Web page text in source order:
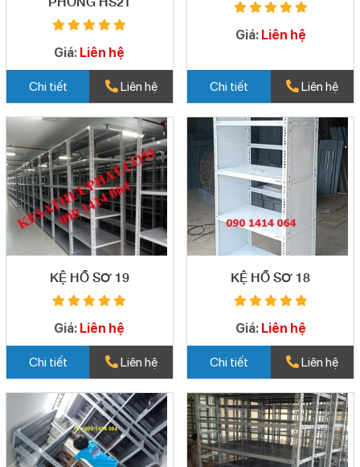
Giá: Liên hệ
Chi tiết Liên hệ
Giá: Liên hệ
Chi tiết Liên hệ
KỆ HỒ SƠ 19
Giá: Liên hệ
Chi tiết Liên hệ
KỆ HỒ SƠ 18
Giá: Liên hệ
Chi tiết Liên hệ